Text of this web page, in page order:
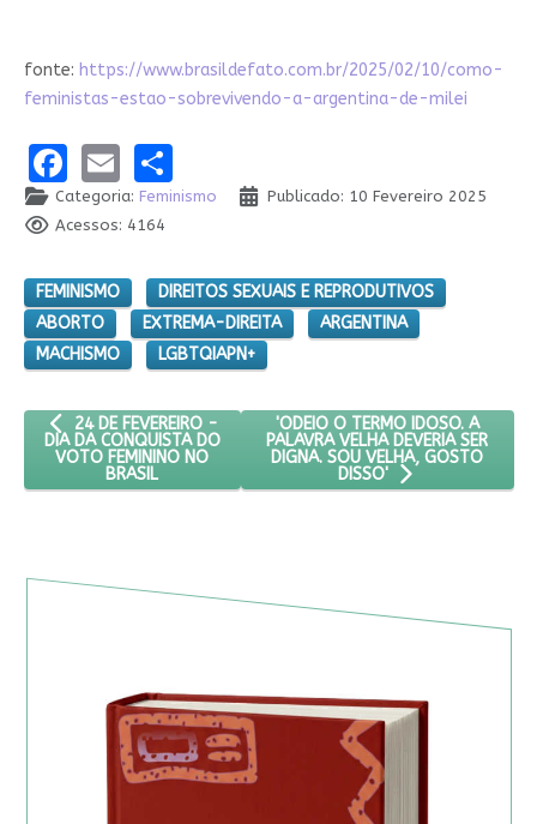
fonte: https://www.brasildefato.com.br/2025/02/10/como-
feministas-estao-sobrevivendo-a-argentina-de-milei
Facebook
EmailShare
Categoria: Feminismo
Publicado: 10 Fevereiro 2025
Acessos: 4164
FEMINISMO
DIREITOS SEXUAIS E REPRODUTIVOS
ABORTO
EXTREMA-DIREITA
ARGENTINA
MACHISMO
LGBTQIAPN+
ARTIGO ANTERIOR: 24 DE FEVEREIRO - DIA DA CONQUISTA DO
24 DE FEVEREIRO -
DIA DA CONQUISTA DO
VOTO FEMININO NO
BRASIL
PRÓXIMO ARTIGO: 'ODEIO O
'ODEIO O TERMO IDOSO. A
PALAVRA VELHA DEVERIA SER
DIGNA. SOU VELHA, GOSTO
DISSO'